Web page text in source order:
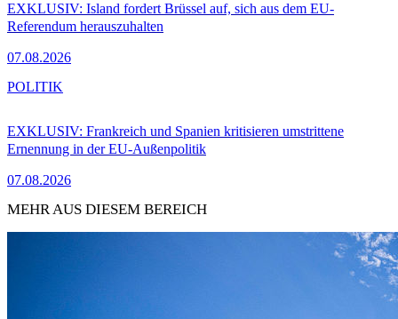
EXKLUSIV: Island fordert Brüssel auf, sich aus dem EU-
Referendum herauszuhalten
07.08.2026
EXKLUSIV: Frankreich und Spanien kritisieren umstrittene
Ernennung in der EU-Außenpolitik
07.08.2026
POLITIK
MEHR AUS DIESEM BEREICH